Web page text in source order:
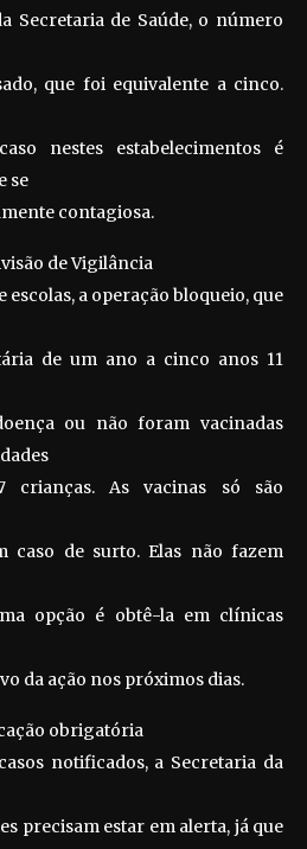
Secretaria de Saúde, o número
que foi equivalente a cinco.
nestes estabelecimentos é
se
contagiosa.
de Vigilância
a operação bloqueio, que
de um ano a cinco anos 11
ou não foram vacinadas
crianças. As vacinas só são
caso de surto. Elas não fazem
opção é obtê-la em clínicas
da ação nos próximos dias.
obrigatória
notificados, a Secretaria da
precisam estar em alerta, já que